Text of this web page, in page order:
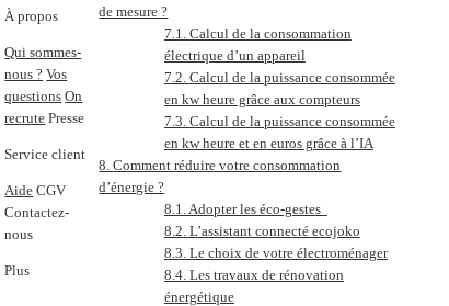
de mesure ?
Calcul de la consommation
électrique d’un appareil
Calcul de la puissance consommée
en kw heure grâce aux compteurs
Calcul de la puissance consommée
en kw heure et en euros grâce à l’IA
Comment réduire votre consommation
d’énergie ?
Adopter les éco-gestes
L’assistant connecté ecojoko
Le choix de votre électroménager
Les travaux de rénovation
énergétique
À propos
Qui sommes-
nous ? Vos
questions On
recrute Presse
Service client
Aide CGV
Contactez-
nous
Plus